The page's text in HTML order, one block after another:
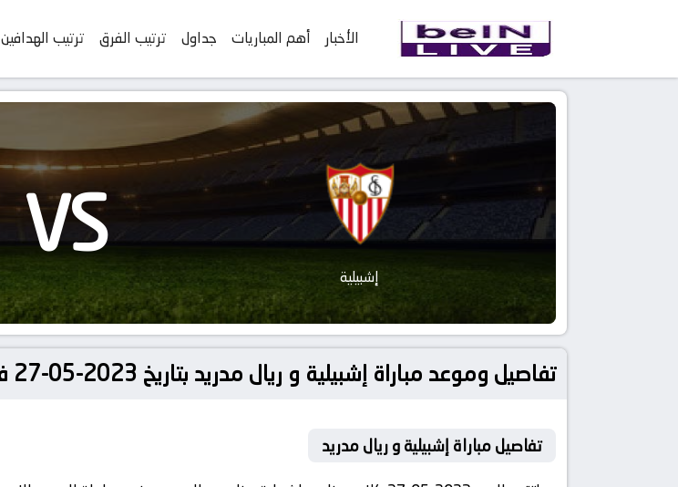
الأخبار أهم المباريات جداول ترتيب الفرق ترتيب الهدافين
إشبيلية VS
تفاصيل وموعد مباراة إشبيلية و ريال مدريد بتاريخ 2023-05-27 في دوري الدوري الإسباني
تفاصيل مباراة إشبيلية و ريال مدريد